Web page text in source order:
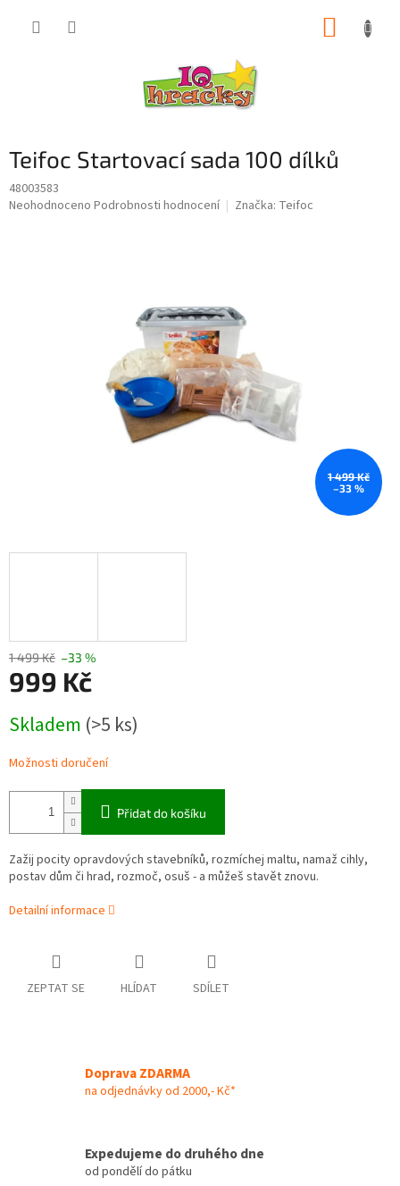
Teifoc Startovací sada 100 dílků
48003583
Průměrné
Neohodnoceno Podrobnosti hodnocení Značka: Teifoc
1 499 Kč
–33 %
1 499 Kč –33 %
999 Kč
cena:
Skladem (>5 ks)
Možnosti doručení
Přidat do košíku
Zažij pocity opravdových stavebníků, rozmíchej maltu, namaž cihly,
postav dům či hrad, rozmoč, osuš - a můžeš stavět znovu.
Detailní informace
ZEPTAT SE HLÍDAT SDÍLET
Doprava ZDARMA
na odjednávky od 2000,- Kč*
Expedujeme do druhého dne
od pondělí do pátku